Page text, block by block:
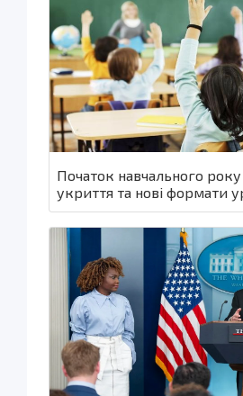
Початок навчального
укриття та нові формати